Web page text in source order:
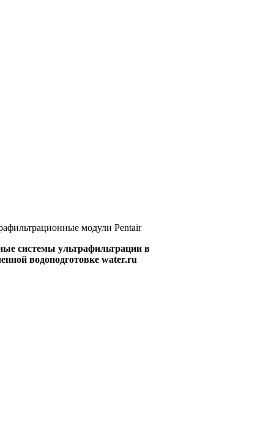
модули Pentair
системы ультрафильтрации в
водоподготовке water.ru